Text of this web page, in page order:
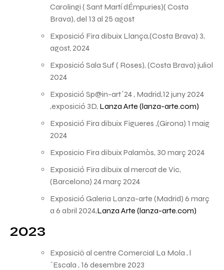
Carolingi ( Sant Martí dÉmpuries)( Costa
Brava), del 13 al 25 agost
Exposició Fira dibuix Llança,(Costa Brava) 3,
agost, 2024
Exposició Sala Suf ( Roses), (Costa Brava) juliol
2024
Exposició Sp@in-art´24 , Madrid,12 juny 2024
,exposició 3D, Lanza Arte (lanza-arte.com)
Exposició Fira dibuix Figueres ,(Girona) 1 maig
2024
Exposicio Fira dibuix Palamòs, 30 març 2024
Exposició Fira dibuix al mercat de Vic,
(Barcelona) 24 març 2024
Exposició Galeria Lanza-arte (Madrid) 6 març
a 6 abril 2024,Lanza Arte (lanza-arte.com)
2023
Exposiciö al centre Comercial La Mola , l
´Escala , 16 desembre 2023